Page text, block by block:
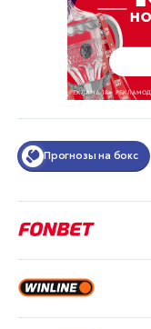
Прогнозы на бокс